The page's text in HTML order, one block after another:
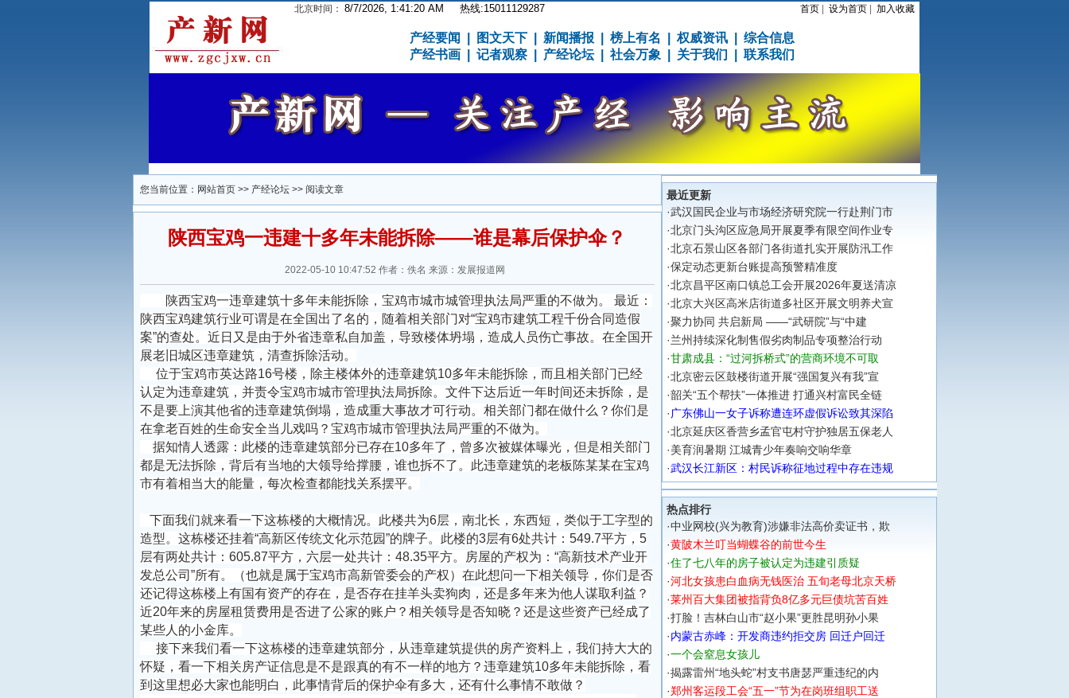
北京时间： 8/7/2026, 1:41:21 AM 热线:15011129287 首页 设为首页 加入收藏
产经要闻 图文天下 新闻播报 榜上有名 权威资讯
综合信息
产经书画
记者观察 产经论坛 社会万象 关于我们 联系我们
您当前位置： 网站首页>> 产经论坛>> 阅读文章
陕西宝鸡一违建十多年未能拆除——谁是幕后保护伞？
2022-05-10 10:47:52 作者：佚名 来源：发展报道网
陕西宝鸡一违章建筑十多年未能拆除，宝鸡市城市城管理执法局严重的不做为。 最近：
陕西宝鸡建筑行业可谓是在全国出了名的，随着相关部门对“宝鸡市建筑工程千份合同造假
案”的查处。近日又是由于外省违章私自加盖，导致楼体坍塌，造成人员伤亡事故。在全国开
展老旧城区违章建筑，清查拆除活动。
位于宝鸡市英达路16号楼，除主楼体外的违章建筑10多年未能拆除，而且相关部门已经
认定为违章建筑，并责令宝鸡市城市管理执法局拆除。文件下达后近一年时间还未拆除，是
不是要上演其他省的违章建筑倒塌，造成重大事故才可行动。相关部门都在做什么？你们是
在拿老百姓的生命安全当儿戏吗？宝鸡市城市管理执法局严重的不做为。
据知情人透露：此楼的违章建筑部分已存在10多年了，曾多次被媒体曝光，但是相关部门
都是无法拆除，背后有当地的大领导给撑腰，谁也拆不了。此违章建筑的老板陈某某在宝鸡
市有着相当大的能量，每次检查都能找关系摆平。
下面我们就来看一下这栋楼的大概情况。此楼共为6层，南北长，东西短，类似于工字型的
造型。这栋楼还挂着“高新区传统文化示范园”的牌子。此楼的3层有6处共计：549.7平方，5
层有两处共计：605.87平方，六层一处共计：48.35平方。房屋的产权为：“高新技术产业开
发总公司”所有。（也就是属于宝鸡市高新管委会的产权）在此想问一下相关领导，你们是否
还记得这栋楼上有国有资产的存在，是否存在挂羊头卖狗肉，还是多年来为他人谋取利益？
近20年来的房屋租赁费用是否进了公家的账户？相关领导是否知晓？还是这些资产已经成了
某些人的小金库。
接下来我们看一下这栋楼的违章建筑部分，从违章建筑提供的房产资料上，我们持大大的
怀疑，看一下相关房产证信息是不是跟真的有不一样的地方？违章建筑10多年未能拆除，看
到这里想必大家也能明白，此事情背后的保护伞有多大，还有什么事情不敢做？
最近更新
·武汉国民企业与市场经济研究院一行赴荆门市
·北京门头沟区应急局开展夏季有限空间作业专
·北京石景山区各部门各街道扎实开展防汛工作
·保定动态更新台账提高预警精准度
·北京昌平区南口镇总工会开展2026年夏送清凉
·北京大兴区高米店街道多社区开展文明养犬宣
·聚力协同 共启新局 ——“武研院”与“中建
·兰州持续深化制售假劣肉制品专项整治行动
·甘肃成县：“过河拆桥式”的营商环境不可取
·北京密云区鼓楼街道开展“强国复兴有我”宣
·韶关“五个帮扶”一体推进 打通兴村富民全链
· 广东佛山一女子诉称遭连环虚假诉讼致其深陷
·北京延庆区香营乡孟官屯村守护独居五保老人
·美育润暑期 江城青少年奏响交响华章
·武汉长江新区：村民诉称征地过程中存在违规
热点排行
·中业网校(兴为教育)涉嫌非法高价卖证书，欺
·黄陂木兰叮当蝴蝶谷的前世今生
·住了七八年的房子被认定为违建引质疑
·河北女孩患白血病无钱医治 五旬老母北京天桥
·莱州百大集团被指背负8亿多元巨债坑苦百姓
·打脸！吉林白山市“赵小果”更胜昆明孙小果
·内蒙古赤峰：开发商违约拒交房 回迁户回迁
·一个会窒息女孩儿
·揭露雷州“地头蛇”村支书唐瑟严重违纪的内
·郑州客运段工会“五一”节为在岗班组职工送